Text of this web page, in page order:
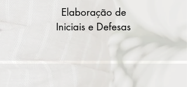
Elaboração de
Iniciais e Defesas